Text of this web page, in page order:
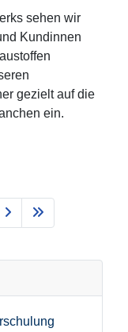
sehen wir
Kundinnen
gezielt auf die
ein.